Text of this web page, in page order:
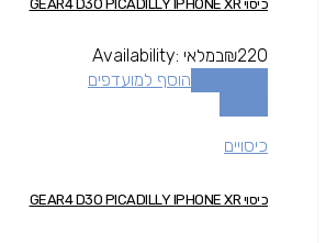
כיסוי GEAR4 D3O PICADILLY IPHONE XR
₪220
Availability: במלאי
הוסף למועדפים
כיסויים
כיסוי GEAR4 D3O PICADILLY IPHONE XR